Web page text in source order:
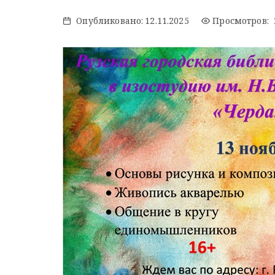
Опубликовано: 12.11.2025 Просмотров: